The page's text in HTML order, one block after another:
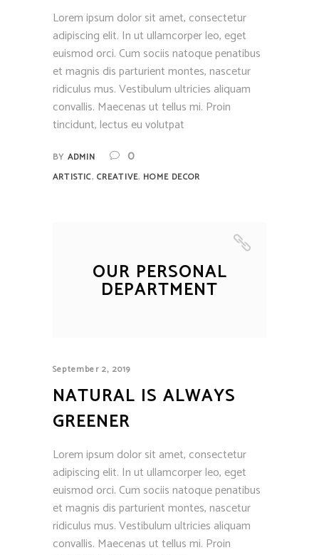
Lorem ipsum dolor sit amet, consectetur
adipiscing elit. In ut ullamcorper leo, eget
euismod orci. Cum sociis natoque penatibus
et magnis dis parturient montes, nascetur
ridiculus mus. Vestibulum ultricies aliquam
convallis. Maecenas ut tellus mi. Proin
tincidunt, lectus eu volutpat
BY ADMIN 0
ARTISTIC, CREATIVE, HOME DECOR
OUR PERSONAL
DEPARTMENT
September 2, 2019
NATURAL IS ALWAYS
GREENER
Lorem ipsum dolor sit amet, consectetur
adipiscing elit. In ut ullamcorper leo, eget
euismod orci. Cum sociis natoque penatibus
et magnis dis parturient montes, nascetur
ridiculus mus. Vestibulum ultricies aliquam
convallis. Maecenas ut tellus mi. Proin